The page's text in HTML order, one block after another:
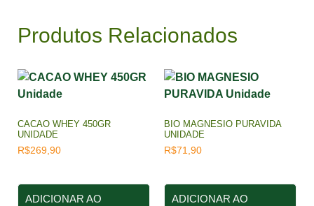
Produtos Relacionados
CACAO WHEY 450GR
UNIDADE
R$269,90
ADICIONAR AO
BIO MAGNESIO PURAVIDA
UNIDADE
R$71,90
ADICIONAR AO